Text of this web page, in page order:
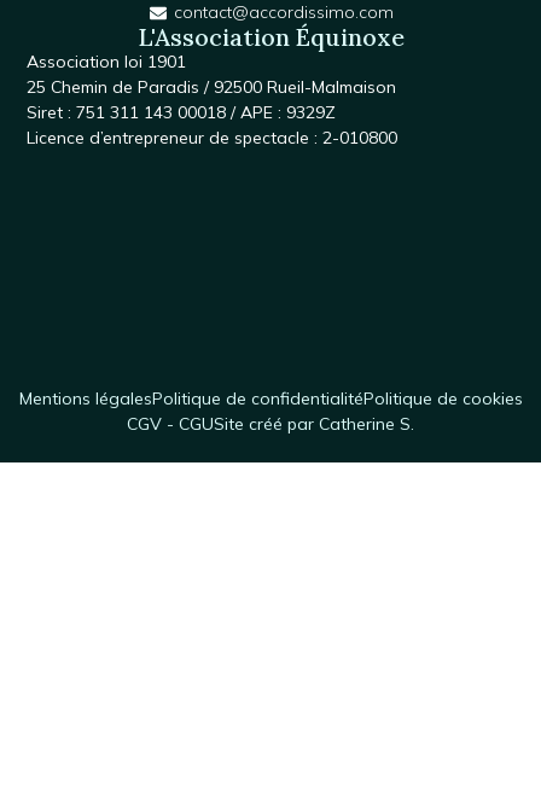
contact@accordissimo.com
L'Association Équinoxe
Association loi 1901
25 Chemin de Paradis / 92500 Rueil-Malmaison
Siret : 751 311 143 00018 / APE : 9329Z
Licence d’entrepreneur de spectacle : 2-010800
Mentions légalesPolitique de confidentialitéPolitique de cookies
CGV - CGUSite créé par Catherine S.